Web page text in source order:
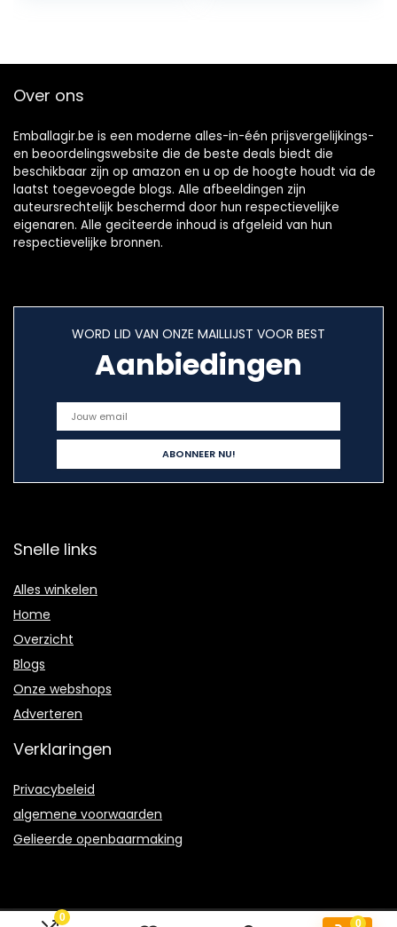
0
0
Over ons
Emballagir.be is een moderne alles-in-één prijsvergelijkings-
en beoordelingswebsite die de beste deals biedt die
beschikbaar zijn op amazon en u op de hoogte houdt via de
laatst toegevoegde blogs. Alle afbeeldingen zijn
auteursrechtelijk beschermd door hun respectievelijke
eigenaren. Alle geciteerde inhoud is afgeleid van hun
respectievelijke bronnen.
WORD LID VAN ONZE MAILLIJST VOOR BEST
Aanbiedingen
Snelle links
Alles winkelen
Home
Overzicht
Blogs
Onze webshops
Adverteren
Verklaringen
Privacybeleid
algemene voorwaarden
Gelieerde openbaarmaking